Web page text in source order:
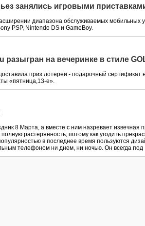
занялись игровыми
диапазона обслуживаемых мобильных
PSP, Nintendo DS и GameВoy.
разыгран на вечеринке в стиле
приз лотереи - подарочный
«пятница,13-е».
8 Марта, а вместе с ним назревает
растерянность, потому как угодить
в последнее время пользуются
телефоном ни днем, ни ночью. Он всегда под